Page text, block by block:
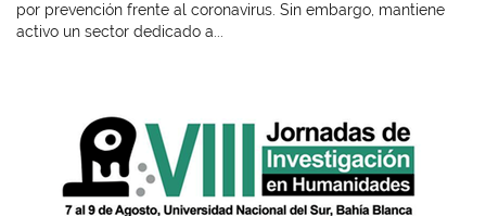
por prevención frente al coronavirus. Sin embargo, mantiene
activo un sector dedicado a...